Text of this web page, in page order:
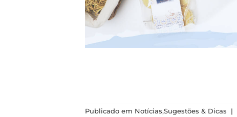
Publicado em Notícias,Sugestões & Dicas |